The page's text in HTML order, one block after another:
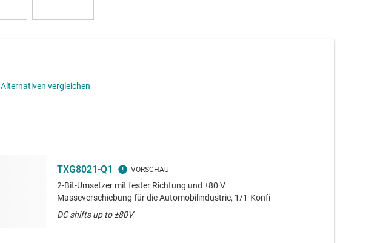
Alternativen vergleichen
TXG8021-Q1
2-Bit-Umsetzer mit fester Richtung und ±80 V
Masseverschiebung für die Automobilindustrie, 1/1-Konfi
DC shifts up to ±80V